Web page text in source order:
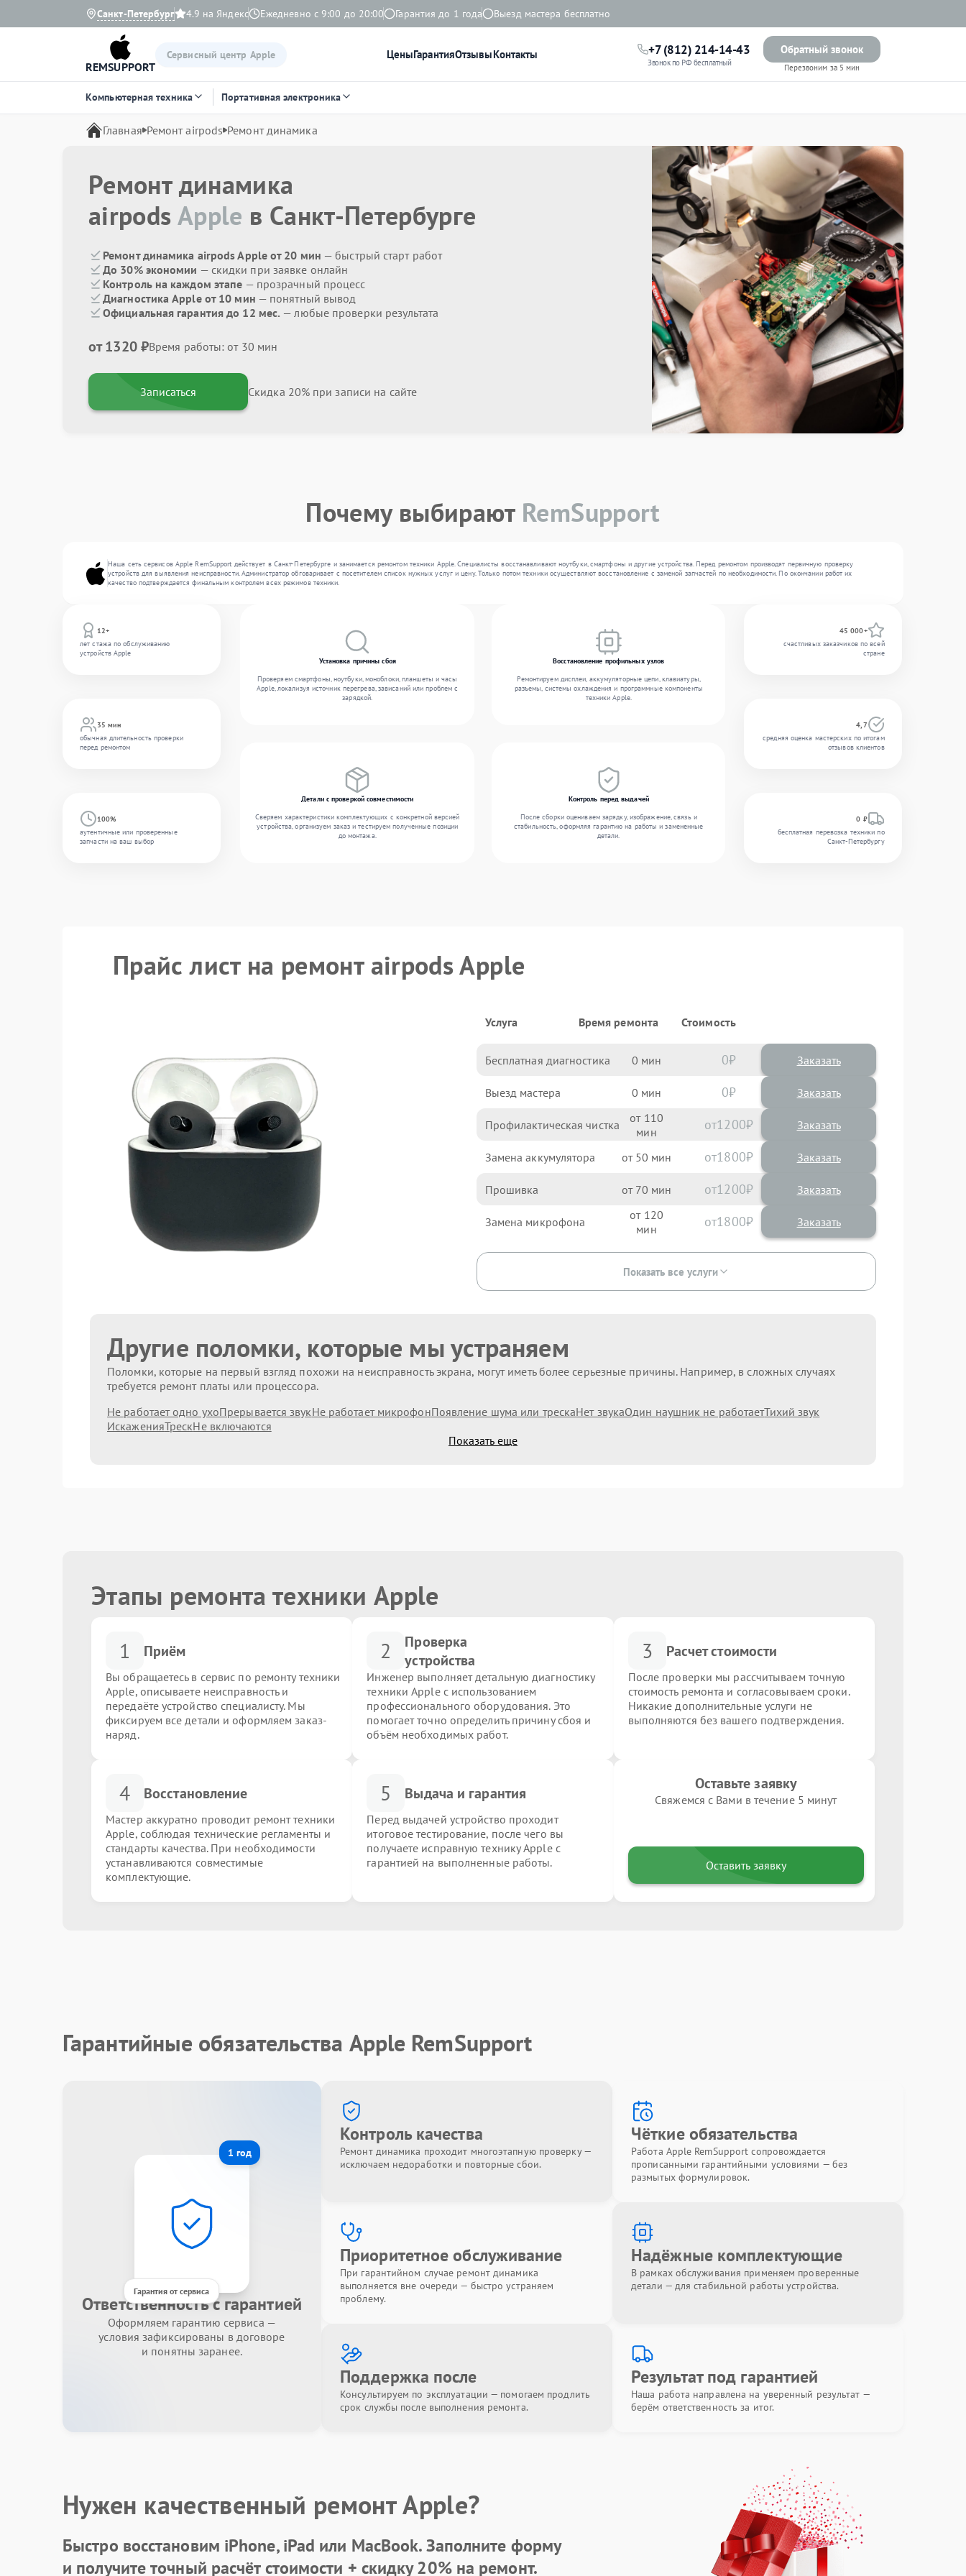
Санкт-Петербург 4.9 на Яндекс Ежедневно с 9:00 до 20:00 Гарантия до 1 года Выезд мастера бесплатно
REMSUPPORT
Сервисный центр Apple ЦеныГарантияОтзывыКонтакты +7 (812) 214-14-43
Звонок по РФ бесплатный
Обратный звонок
Перезвоним за 5 мин
Компьютерная техника Портативная электроника
Главная Ремонт airpods Ремонт динамика
Ремонт динамика
airpods Apple в Санкт-Петербурге
Ремонт динамика airpods Apple от 20 мин — быстрый старт работ
До 30% экономии — скидки при заявке онлайн
Контроль на каждом этапе — прозрачный процесс
Диагностика Apple от 10 мин — понятный вывод
Официальная гарантия до 12 мес. — любые проверки результата
от 1320 ₽Время работы: от 30 мин
Записаться Скидка 20% при записи на сайте
Почему выбирают RemSupport
Наша сеть сервисов Apple RemSupport действует в Санкт-Петербурге и занимается ремонтом техники Apple. Специалисты восстанавливают ноутбуки, смартфоны и другие устройства. Перед ремонтом производят первичную проверку
устройств для выявления неисправности. Администратор обговаривает с посетителем список нужных услуг и цену. Только потом техники осуществляют восстановление с заменой запчастей по необходимости. По окончании работ их
качество подтверждается финальным контролем всех режимов техники.
12+
лет стажа по обслуживанию
устройств Apple
35 мин
обычная длительность проверки
перед ремонтом
100%
аутентичные или проверенные
запчасти на ваш выбор
Установка причины сбоя
Проверяем смартфоны, ноутбуки, моноблоки, планшеты и часы
Apple, локализуя источник перегрева, зависаний или проблем с
зарядкой.
Восстановление профильных узлов
Ремонтируем дисплеи, аккумуляторные цепи, клавиатуры,
разъемы, системы охлаждения и программные компоненты
техники Apple.
Детали с проверкой совместимости
Сверяем характеристики комплектующих с конкретной версией
устройства, организуем заказ и тестируем полученные позиции
до монтажа.
Контроль перед выдачей
После сборки оцениваем зарядку, изображение, связь и
стабильность, оформляя гарантию на работы и замененные
детали.
45 000+
счастливых заказчиков по всей
стране
4,7
средняя оценка мастерских по итогам
отзывов клиентов
0 ₽
бесплатная перевозка техники по
Санкт-Петербургу
Прайс лист на ремонт airpods Apple
Услуга Время ремонта Стоимость
Бесплатная диагностика 0 0 Заказать
Выезд мастера 0 0 Заказать
Профилактическая чистка 110 1200
Замена аккумулятора 50 1800
Прошивка 70 1200
Замена микрофона 120 1800
Показать все услуги
Другие поломки, которые мы устраняем
Поломки, которые на первый взгляд похожи на неисправность экрана, могут иметь более серьезные причины. Например, в сложных случаях
требуется ремонт платы или процессора.
Не работает одно ухоПрерывается звукНе работает микрофонПоявление шума или трескаНет звукаОдин наушник не работаетТихий звук
ИскаженияТрескНе включаются
Показать еще
Этапы ремонта техники Apple
1 Приём
Вы обращаетесь в сервис по ремонту техники
Apple, описываете неисправность и
передаёте устройство специалисту. Мы
фиксируем все детали и оформляем заказ-
наряд.
2
Проверка
устройства
Инженер выполняет детальную диагностику
техники Apple с использованием
профессионального оборудования. Это
помогает точно определить причину сбоя и
объём необходимых работ.
3 Расчет стоимости
После проверки мы рассчитываем точную
стоимость ремонта и согласовываем сроки.
Никакие дополнительные услуги не
выполняются без вашего подтверждения.
4 Восстановление
Мастер аккуратно проводит ремонт техники
Apple, соблюдая технические регламенты и
стандарты качества. При необходимости
устанавливаются совместимые
комплектующие.
5 Выдача и гарантия
Перед выдачей устройство проходит
итоговое тестирование, после чего вы
получаете исправную технику Apple с
гарантией на выполненные работы.
Оставьте заявку
Свяжемся с Вами в течение 5 минут
Оставить заявку
Гарантийные обязательства Apple RemSupport
1 год
Гарантия от сервиса
Ответственность с гарантией
Оформляем гарантию сервиса —
условия зафиксированы в договоре
и понятны заранее.
Контроль качества
Ремонт динамика проходит многоэтапную проверку —
исключаем недоработки и повторные сбои.
Чёткие обязательства
Работа Apple RemSupport сопровождается
прописанными гарантийными условиями — без
размытых формулировок.
Приоритетное обслуживание
При гарантийном случае ремонт динамика
выполняется вне очереди — быстро устраняем
проблему.
Надёжные комплектующие
В рамках обслуживания применяем проверенные
детали — для стабильной работы устройства.
Поддержка после
Консультируем по эксплуатации — помогаем продлить
срок службы после выполнения ремонта.
Результат под гарантией
Наша работа направлена на уверенный результат —
берём ответственность за итог.
Нужен качественный ремонт Apple?
Быстро восстановим iPhone, iPad или MacBook.Заполните форму
и получите точный расчёт стоимости + скидку 20%на ремонт.